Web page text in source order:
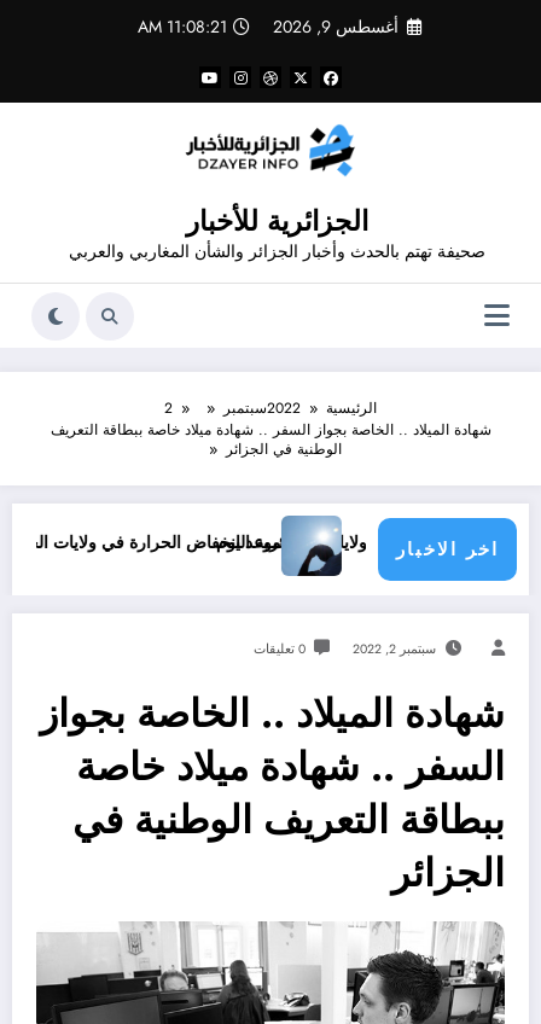
أغسطس 9, 2026 11:08:22 AM
الجزائرية للأخبار
صحيفة تهتم بالحدث وأخبار الجزائر والشأن المغاربي والعربي
الرئيسية 2022سبتمبر
2
شهادة الميلاد .. الخاصة بجواز السفر .. شهادة ميلاد خاصة ببطاقة التعريف
الوطنية في الجزائر
اخر الاخبار موعد انخفاض الحرارة في ولايات الجزائر
سبتمبر 2, 2022 0 تعليقات
شهادة الميلاد .. الخاصة بجواز
السفر .. شهادة ميلاد خاصة
ببطاقة التعريف الوطنية في
الجزائر